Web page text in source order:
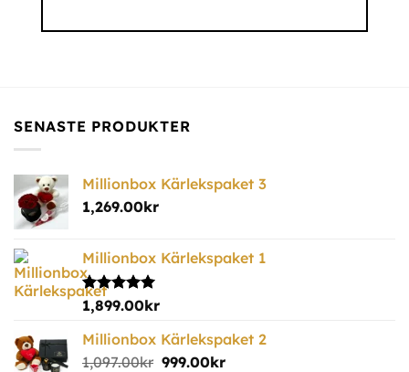
SENASTE PRODUKTER
Millionbox Kärlekspaket 3
1,269.00kr
Millionbox Kärlekspaket 1
Betygsatt
5.00
1,899.00kr
Millionbox Kärlekspaket 2
1,097.00kr 999.00kr